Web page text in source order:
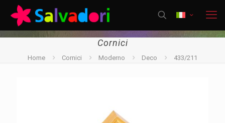
Cornici
Home Cornici Moderno Deco 433/211